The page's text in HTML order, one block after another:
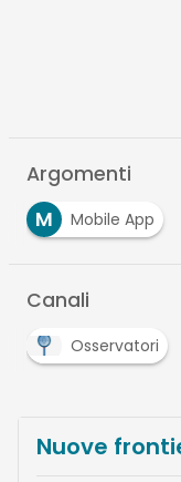
Argomenti
M
Mobile App
Canali
Osservatori
Nuove